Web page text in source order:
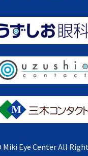
Eye Center All